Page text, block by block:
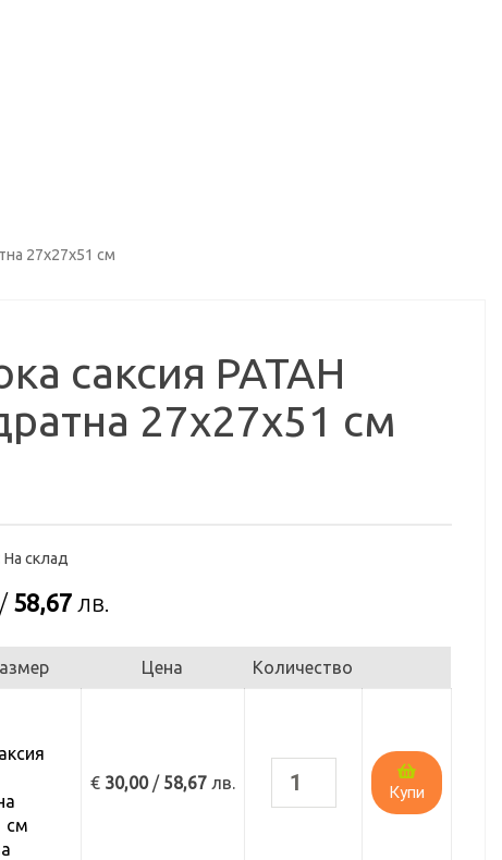
27х27х51 см
саксия РАТАН
27х27х51 см
На склад
/ 58,67 лв.
Цена Количество
см
€ 30,00/ 58,67 лв. Купи